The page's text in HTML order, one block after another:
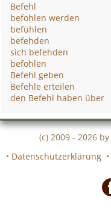
Befehl
befohlen werden
befühlen
befehden
sich befehden
befohlen
Befehl geben
Befehle erteilen
den Befehl haben über
(c) 2009 - 2026 by
• Datenschutzerklärung •